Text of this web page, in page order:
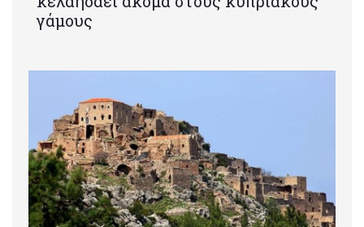
γάμους